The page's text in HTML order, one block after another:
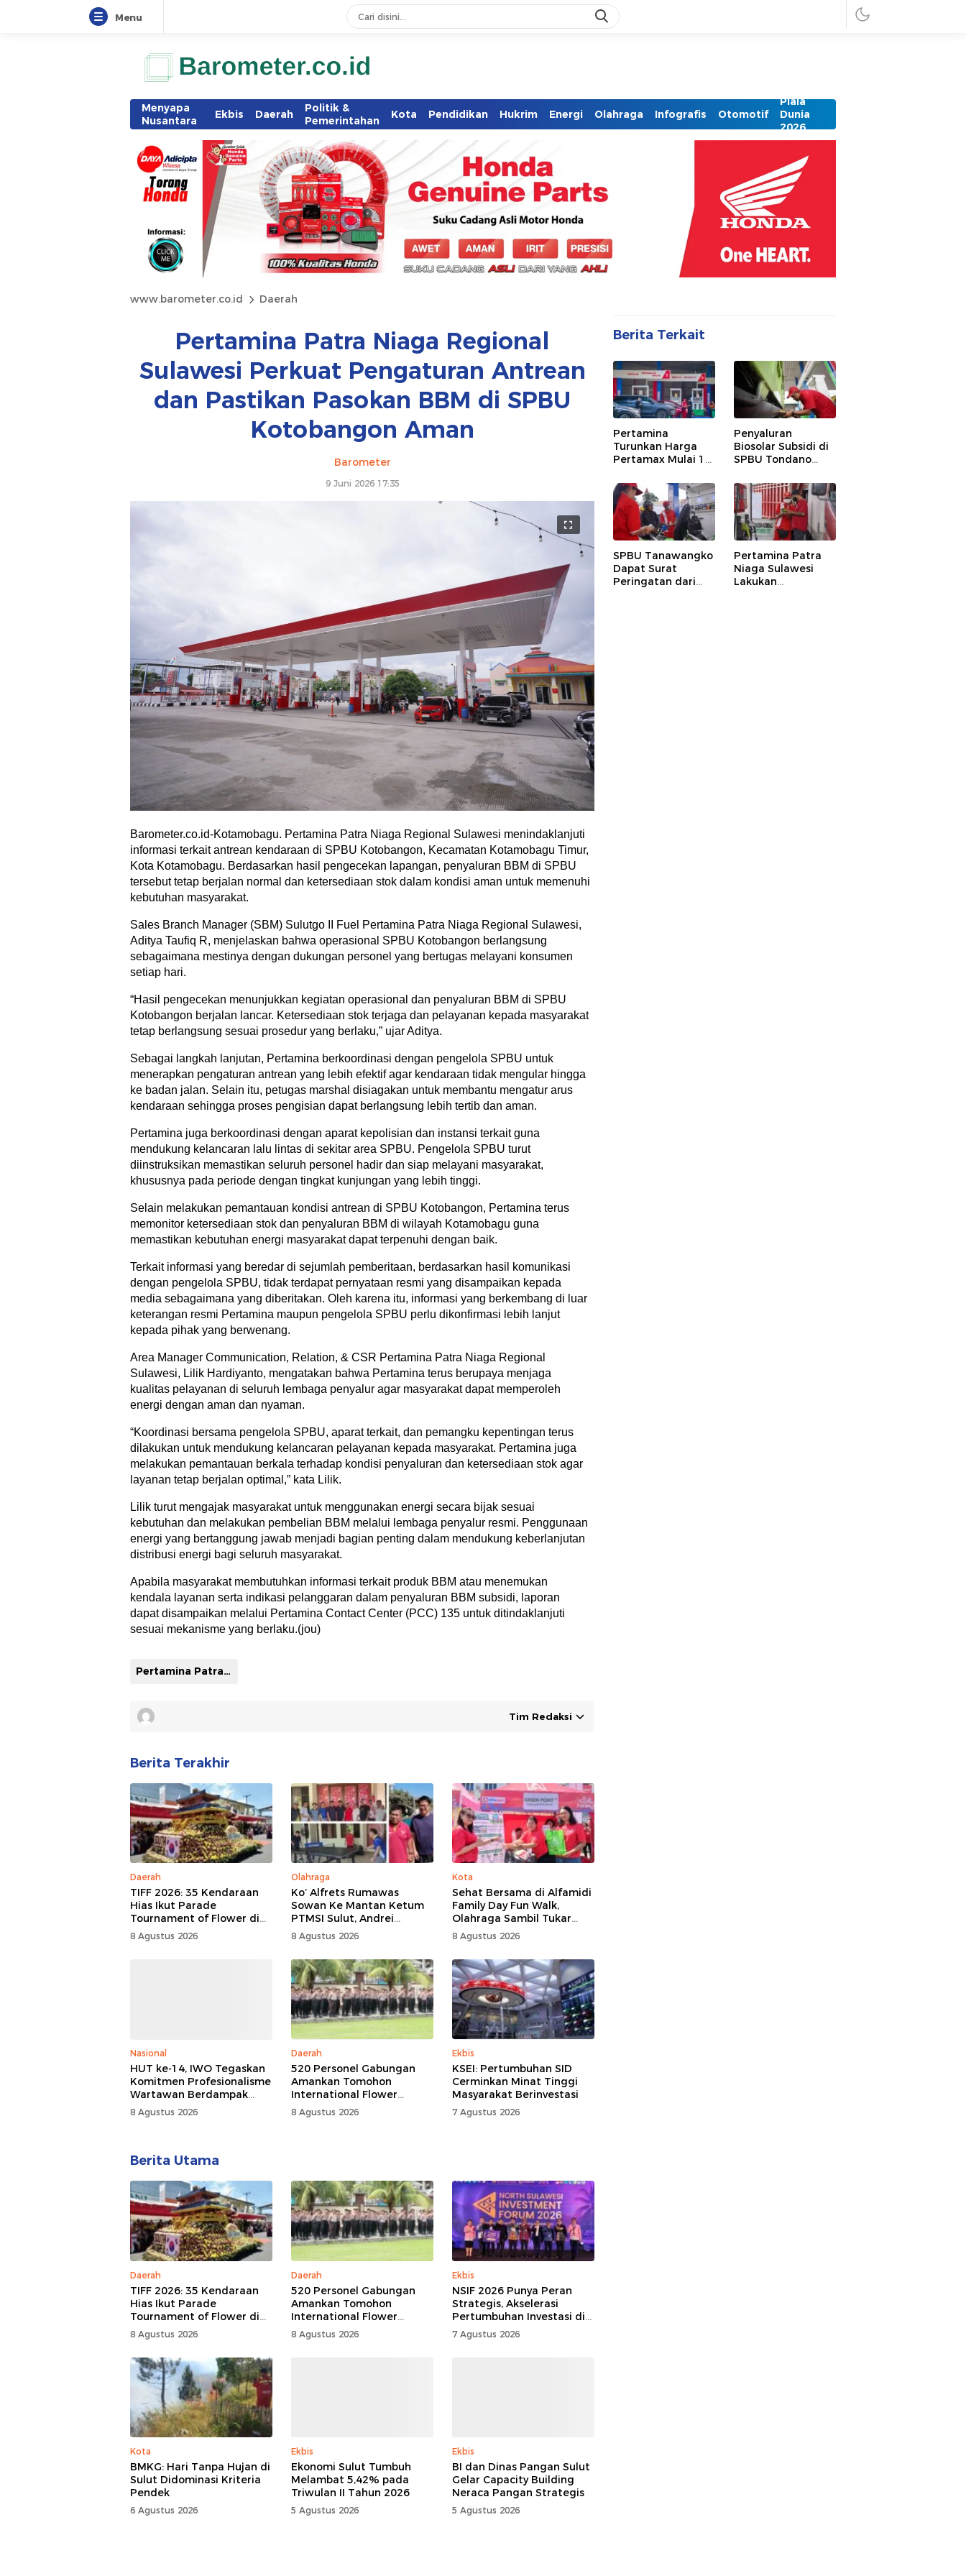
Menu
Menyapa
Nusantara
Ekbis Daerah
Politik &
Pemerintahan
Kota Pendidikan Hukrim Energi Olahraga Infografis Otomotif
Piala
Dunia
2026
www.barometer.co.id Daerah
Pertamina Patra Niaga Regional
Sulawesi Perkuat Pengaturan Antrean
dan Pastikan Pasokan BBM di SPBU
Kotobangon Aman
Barometer
9 Juni 2026 17:35
Barometer.co.id-Kotamobagu. Pertamina Patra Niaga Regional Sulawesi menindaklanjuti
informasi terkait antrean kendaraan di SPBU Kotobangon, Kecamatan Kotamobagu Timur,
Kota Kotamobagu. Berdasarkan hasil pengecekan lapangan, penyaluran BBM di SPBU
tersebut tetap berjalan normal dan ketersediaan stok dalam kondisi aman untuk memenuhi
kebutuhan masyarakat.
Sales Branch Manager (SBM) Sulutgo II Fuel Pertamina Patra Niaga Regional Sulawesi,
Aditya Taufiq R, menjelaskan bahwa operasional SPBU Kotobangon berlangsung
sebagaimana mestinya dengan dukungan personel yang bertugas melayani konsumen
setiap hari.
“Hasil pengecekan menunjukkan kegiatan operasional dan penyaluran BBM di SPBU
Kotobangon berjalan lancar. Ketersediaan stok terjaga dan pelayanan kepada masyarakat
tetap berlangsung sesuai prosedur yang berlaku,” ujar Aditya.
Sebagai langkah lanjutan, Pertamina berkoordinasi dengan pengelola SPBU untuk
menerapkan pengaturan antrean yang lebih efektif agar kendaraan tidak mengular hingga
ke badan jalan. Selain itu, petugas marshal disiagakan untuk membantu mengatur arus
kendaraan sehingga proses pengisian dapat berlangsung lebih tertib dan aman.
Pertamina juga berkoordinasi dengan aparat kepolisian dan instansi terkait guna
mendukung kelancaran lalu lintas di sekitar area SPBU. Pengelola SPBU turut
diinstruksikan memastikan seluruh personel hadir dan siap melayani masyarakat,
khususnya pada periode dengan tingkat kunjungan yang lebih tinggi.
Selain melakukan pemantauan kondisi antrean di SPBU Kotobangon, Pertamina terus
memonitor ketersediaan stok dan penyaluran BBM di wilayah Kotamobagu guna
memastikan kebutuhan energi masyarakat dapat terpenuhi dengan baik.
Terkait informasi yang beredar di sejumlah pemberitaan, berdasarkan hasil komunikasi
dengan pengelola SPBU, tidak terdapat pernyataan resmi yang disampaikan kepada
media sebagaimana yang diberitakan. Oleh karena itu, informasi yang berkembang di luar
keterangan resmi Pertamina maupun pengelola SPBU perlu dikonfirmasi lebih lanjut
kepada pihak yang berwenang.
Area Manager Communication, Relation, & CSR Pertamina Patra Niaga Regional
Sulawesi, Lilik Hardiyanto, mengatakan bahwa Pertamina terus berupaya menjaga
kualitas pelayanan di seluruh lembaga penyalur agar masyarakat dapat memperoleh
energi dengan aman dan nyaman.
“Koordinasi bersama pengelola SPBU, aparat terkait, dan pemangku kepentingan terus
dilakukan untuk mendukung kelancaran pelayanan kepada masyarakat. Pertamina juga
melakukan pemantauan berkala terhadap kondisi penyaluran dan ketersediaan stok agar
layanan tetap berjalan optimal,” kata Lilik.
Lilik turut mengajak masyarakat untuk menggunakan energi secara bijak sesuai
kebutuhan dan melakukan pembelian BBM melalui lembaga penyalur resmi. Penggunaan
energi yang bertanggung jawab menjadi bagian penting dalam mendukung keberlanjutan
distribusi energi bagi seluruh masyarakat.
Apabila masyarakat membutuhkan informasi terkait produk BBM atau menemukan
kendala layanan serta indikasi pelanggaran dalam penyaluran BBM subsidi, laporan
dapat disampaikan melalui Pertamina Contact Center (PCC) 135 untuk ditindaklanjuti
sesuai mekanisme yang berlaku.(jou)
Pertamina Patra Niaga Sulawesi
Tim Redaksi
Berita Terakhir
Daerah
TIFF 2026: 35 Kendaraan
Hias Ikut Parade
Tournament of Flower di
Tomohon
8 Agustus 2026
Olahraga
Ko’ Alfrets Rumawas
Sowan Ke Mantan Ketum
PTMSI Sulut, Andrei
Angouw
8 Agustus 2026
Kota
Sehat Bersama di Alfamidi
Family Day Fun Walk,
Olahraga Sambil Tukar
Sampah Demi Jaga Bumi
8 Agustus 2026
Nasional
HUT ke-14, IWO Tegaskan
Komitmen Profesionalisme
Wartawan Berdampak
Bagi Kebaikan Bangsa
8 Agustus 2026
Daerah
520 Personel Gabungan
Amankan Tomohon
International Flower
Festival
8 Agustus 2026
Ekbis
KSEI: Pertumbuhan SID
Cerminkan Minat Tinggi
Masyarakat Berinvestasi
7 Agustus 2026
Berita Utama
Daerah
TIFF 2026: 35 Kendaraan
Hias Ikut Parade
Tournament of Flower di
Tomohon
8 Agustus 2026
Daerah
520 Personel Gabungan
Amankan Tomohon
International Flower
Festival
8 Agustus 2026
Ekbis
NSIF 2026 Punya Peran
Strategis, Akselerasi
Pertumbuhan Investasi di
Sulut
7 Agustus 2026
Kota
BMKG: Hari Tanpa Hujan di
Sulut Didominasi Kriteria
Pendek
6 Agustus 2026
Ekbis
Ekonomi Sulut Tumbuh
Melambat 5,42% pada
Triwulan II Tahun 2026
5 Agustus 2026
Ekbis
BI dan Dinas Pangan Sulut
Gelar Capacity Building
Neraca Pangan Strategis
5 Agustus 2026
Berita Terkait
Pertamina
Turunkan Harga
Pertamax Mulai 1
Penyaluran
Biosolar Subsidi di
SPBU Tondano
Pertamina
Temukan adanya
Kesalahan
Prosedur
SPBU Tanawangko
Dapat Surat
Peringatan dari
Pertamina Patra
Niaga Sulawesi
Lakukan